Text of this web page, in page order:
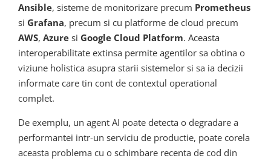
Ansible, sisteme de monitorizare precum Prometheus
si Grafana, precum si cu platforme de cloud precum
AWS, Azure si Google Cloud Platform. Aceasta
interoperabilitate extinsa permite agentilor sa obtina o
viziune holistica asupra starii sistemelor si sa ia decizii
informate care tin cont de contextul operational
complet.
De exemplu, un agent AI poate detecta o degradare a
performantei intr-un serviciu de productie, poate corela
aceasta problema cu o schimbare recenta de cod din